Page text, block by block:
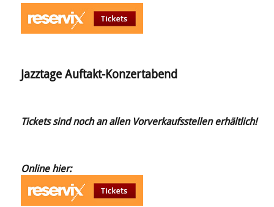
Jazztage Auftakt-Konzertabend
Tickets sind noch an allen Vorverkaufsstellen erhältlich!
Online hier: